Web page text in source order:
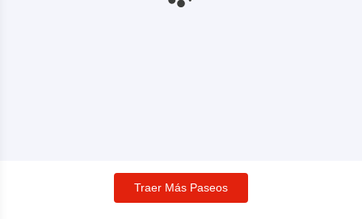
Traer Más Paseos